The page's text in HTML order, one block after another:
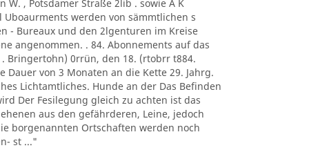
, Potsdamer Straße 2lib . sowie A K
werden von sämmtlichen s
- Bureaux und den 2lgenturen im Kreise
angenommen. . 84. Abonnements auf das
Bringertohn) 0rrün, den 18. (rtobrr t884.
Dauer von 3 Monaten an die Kette 29. Jahrg.
Lichtamtliches. Hunde an der Das Befinden
Der Fesilegung gleich zu achten ist das
aus den gefährderen, Leine, jedoch
borgenannten Ortschaften werden noch
st ..."